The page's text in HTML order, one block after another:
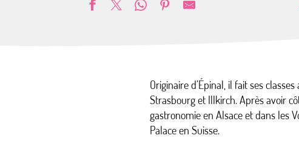
Originaire d’Épinal, il fait ses
Strasbourg et Illkirch. Après avoir
gastronomie en Alsace et dans les
Palace en Suisse.